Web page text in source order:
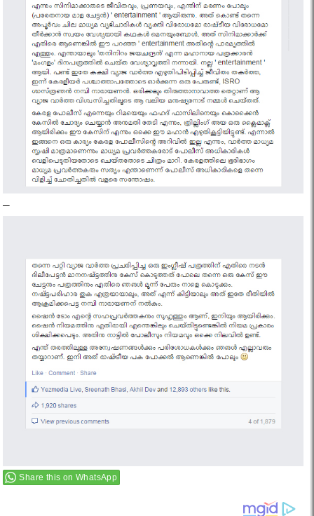
–
Share this on WhatsApp